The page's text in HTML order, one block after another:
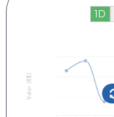
1D